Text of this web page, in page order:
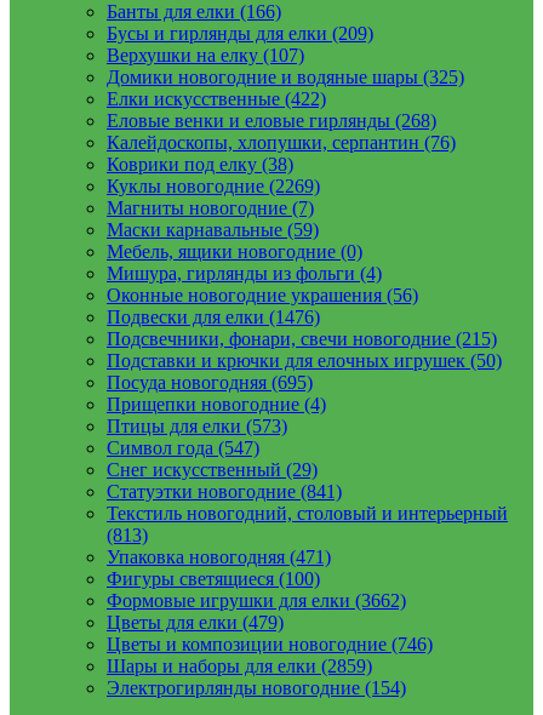
Банты для елки (166)
Бусы и гирлянды для елки (209)
Верхушки на елку (107)
Домики новогодние и водяные шары (325)
Елки искусственные (422)
Еловые венки и еловые гирлянды (268)
Калейдоскопы, хлопушки, серпантин (76)
Коврики под елку (38)
Куклы новогодние (2269)
Магниты новогодние (7)
Маски карнавальные (59)
Мебель, ящики новогодние (0)
Мишура, гирлянды из фольги (4)
Оконные новогодние украшения (56)
Подвески для елки (1476)
Подсвечники, фонари, свечи новогодние (215)
Подставки и крючки для елочных игрушек (50)
Посуда новогодняя (695)
Прищепки новогодние (4)
Птицы для елки (573)
Символ года (547)
Снег искусственный (29)
Статуэтки новогодние (841)
Текстиль новогодний, столовый и интерьерный
(813)
Упаковка новогодняя (471)
Фигуры светящиеся (100)
Формовые игрушки для елки (3662)
Цветы для елки (479)
Цветы и композиции новогодние (746)
Шары и наборы для елки (2859)
Электрогирлянды новогодние (154)